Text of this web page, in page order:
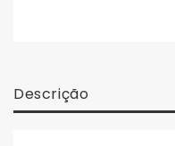
Descrição